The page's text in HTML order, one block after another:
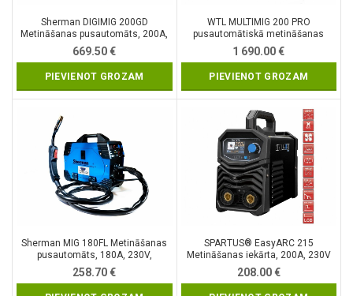
Sherman DIGIMIG 200GD
Metināšanas pusautomāts, 200A,
230V
669.50€
PIEVIENOT GROZAM
WTL MULTIMIG 200 PRO
pusautomātiskā metināšanas
iekārta, 230V, 200A MIG/MIG
sinerģija/MMA/ TIG AC/DC ar HF
1 690.00€
PIEVIENOT GROZAM
Sherman MIG 180FL Metināšanas
pusautomāts, 180A, 230V,
pašekranējošā stieple
258.70€
SPARTUS® EasyARC 215
Metināšanas iekārta, 200A, 230V
208.00€